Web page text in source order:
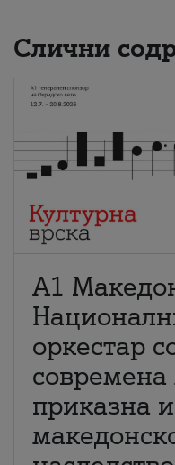
Слични
А1
оркестар
современа
приказна